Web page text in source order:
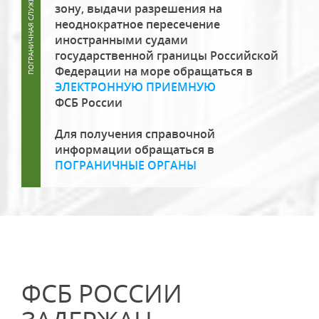
зону, выдачи разрешения на
неоднократное пересечение
иностранными судами
государственной границы Российской
Федерации на море обращаться в
ЭЛЕКТРОННУЮ ПРИЕМНУЮ
ФСБ России
Для получения справочной
информации обращаться в
ПОГРАНИЧНЫЕ ОРГАНЫ
ФСБ РОССИИ